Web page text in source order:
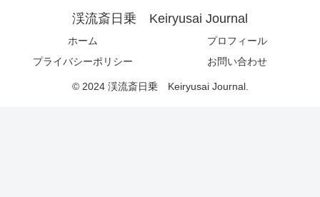
渓流斎日乗 Keiryusai Journal
ホーム
プロフィール
プライバシーポリシー
お問い合わせ
© 2024 渓流斎日乗 Keiryusai Journal.